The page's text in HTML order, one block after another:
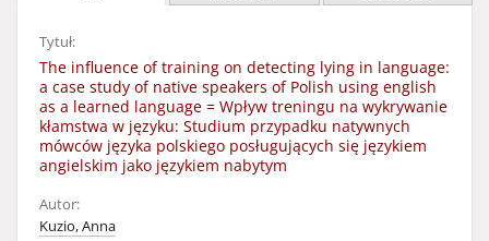
Tytuł:
The influence of training on detecting lying in language:
a case study of native speakers of Polish using english
as a learned language = Wpływ treningu na wykrywanie
kłamstwa w języku: Studium przypadku natywnych
mówców języka polskiego posługujących się językiem
angielskim jako językiem nabytym
Autor:
Kuzio, Anna